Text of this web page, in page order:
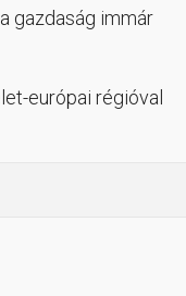
gazdaság immár
európai régióval